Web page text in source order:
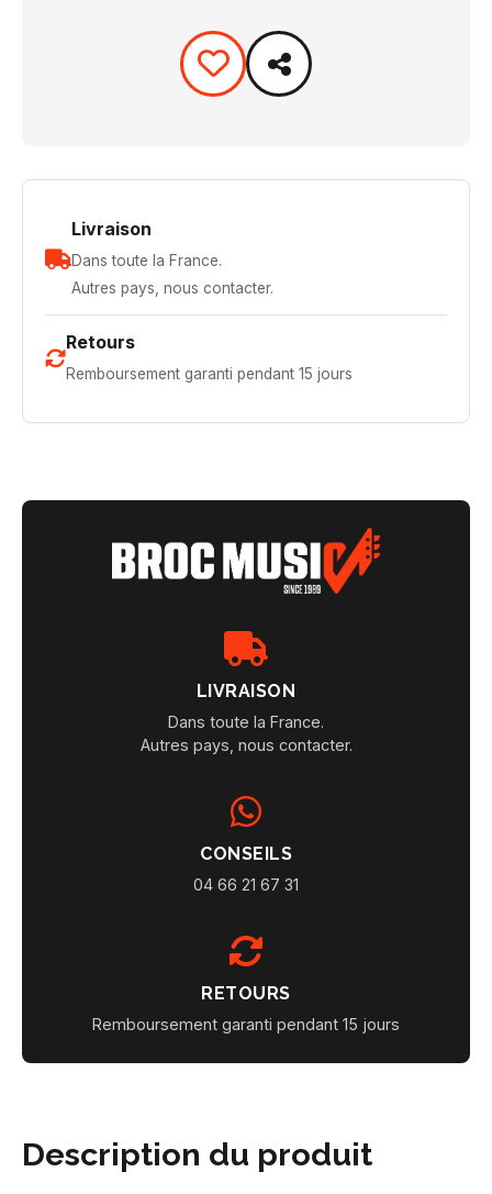
Livraison
Dans toute la France.
Autres pays, nous contacter.
Retours
Remboursement garanti pendant 15 jours
LIVRAISON
Dans toute la France.
Autres pays, nous contacter.
CONSEILS
04 66 21 67 31
RETOURS
Remboursement garanti pendant 15 jours
Description du produit